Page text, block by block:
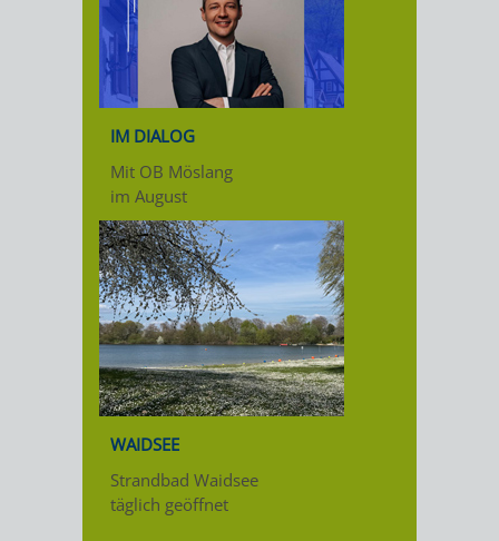
IM DIALOG
Mit OB Möslang
im August
WAIDSEE
Strandbad Waidsee
täglich geöffnet